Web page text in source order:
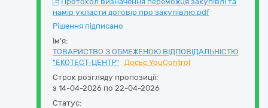
намір укласти договір про закупівлю.pdf
Рішення підписано
Ім'я:
ТОВАРИСТВО З ОБМЕЖЕНОЮ ВІДПОВІДАЛЬНІСТЮ
"ЕКОТЕСТ-ЦЕНТР"
Досьє YouControl
Строк розгляду пропозиції:
з 14-04-2026 по 22-04-2026
Статус: